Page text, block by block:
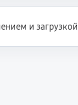
и загрузкой